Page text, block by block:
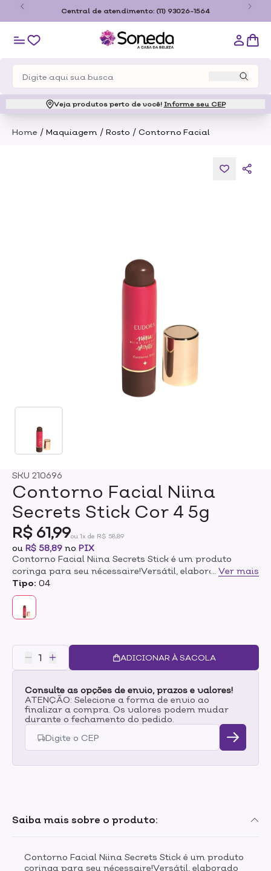
Central de atendimento: (11) 93026-1564
Veja produtos perto de você! Informe seu CEP
Home / Maquiagem / Rosto / Contorno Facial
SKU 210696
Contorno Facial Niina
Secrets Stick Cor 4 5g
R$ 61,99ou 1x de R$ 58,89
ou R$ 58,89 no PIX
Contorno Facial Niina Secrets Stick é um produto
coringa para seu nécessaire!Versátil, elaborado para
quem busca uma maquiagem natural e prática.Toque
cremoso garante aplicação sutil na pele, proporciona
definição sem marcar, desliza facilmente e além de um
acabamento perfeitooooo.BENÉFICOSTextura
camadas suaves de cor;Acabamento natural e
uniforme, sem deixar a pele oleosa;Fórmula leve que
desliza suavemente;Sensação confortável. MODO DE
deseja dar profundidade, como nas laterais do nariz,
nas têmporas ou abaixo das maçãs do rosto. Em
seguida, esfume com um pincel, esponja ou ponta dos
dedos.
Ver mais
Tipo: 04
ADICIONAR À SACOLA
Consulte as opções de envio, prazos e valores!
ATENÇÃO: Selecione a forma de envio ao
finalizar a compra. Os valores podem mudar
durante o fechamento do pedido.
Saiba mais sobre o produto:
Contorno Facial Niina Secrets Stick é um produto
coringa para seu nécessaire!Versátil, elaborado